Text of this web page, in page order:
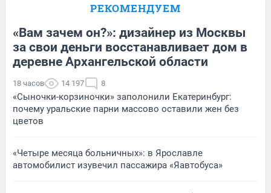
РЕКОМЕНДУЕМ
«Вам зачем он?»: дизайнер из Москвы
за свои деньги восстанавливает дом в
деревне Архангельской области
18 часов 14 197 8
«Сыночки-корзиночки» заполонили Екатеринбург:
почему уральские парни массово оставили жен без
цветов
«Четыре месяца больничных»: в Ярославле
автомобилист изувечил пассажира «Яавтобуса»